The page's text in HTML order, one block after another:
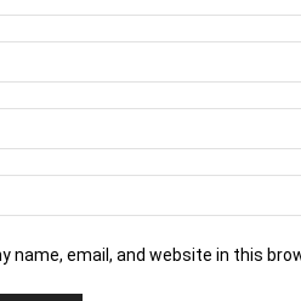
name, email, and website in this